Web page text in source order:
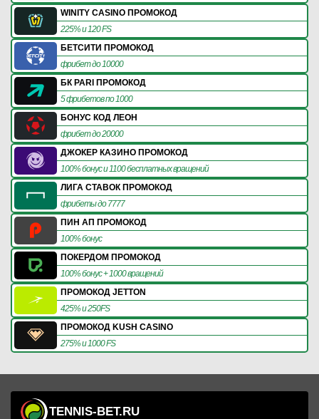
WINITY CASINO ПРОМОКОД
225% и 120 FS
БЕТСИТИ ПРОМОКОД
фрибет до 10000
БК PARI ПРОМОКОД
5 фрибетов по 1000
БОНУС КОД ЛЕОН
фрибет до 20000
ДЖОКЕР КАЗИНО ПРОМОКОД
100% бонус и 1100 бесплатных вращений
ЛИГА СТАВОК ПРОМОКОД
фрибеты до 7777
ПИН АП ПРОМОКОД
100% бонус
ПОКЕРДОМ ПРОМОКОД
100% бонус + 1000 вращений
ПРОМОКОД JETTON
425% и 250FS
ПРОМОКОД KUSH CASINO
275% и 1000 FS
TENNIS-BET.RU